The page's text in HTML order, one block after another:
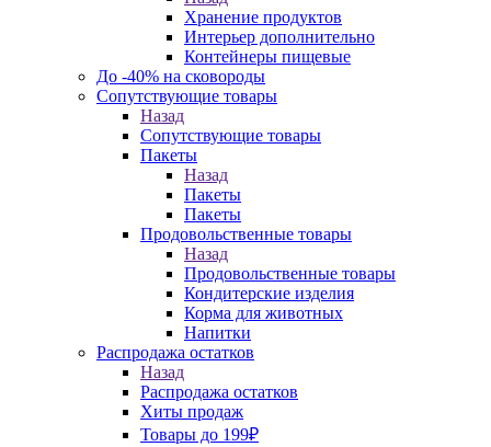
Хранение продуктов
Интерьер дополнительно
Контейнеры пищевые
До -40% на сковороды
Сопутствующие товары
Назад
Сопутствующие товары
Пакеты
Назад
Пакеты
Пакеты
Продовольственные товары
Назад
Продовольственные товары
Кондитерские изделия
Корма для животных
Напитки
Распродажа остатков
Назад
Распродажа остатков
Хиты продаж
Товары до 199₽